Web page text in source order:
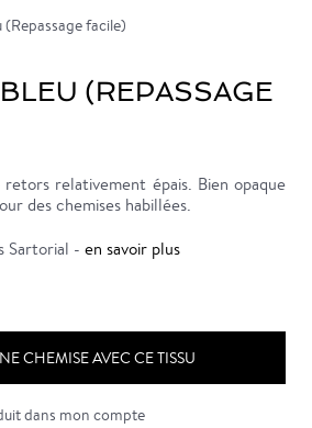
(Repassage facile)
(REPASSAGE
relativement épais. Bien opaque
des chemises habillées.
Sartorial - en savoir plus
CHEMISE AVEC CE TISSU
dans mon compte